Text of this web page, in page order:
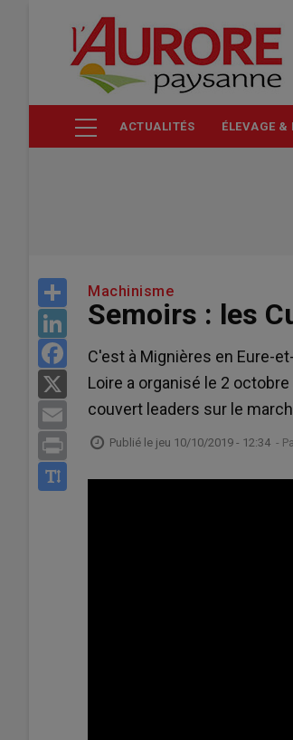
contenu
ACTUALITÉS ÉLEVAGE &
Share
LinkedIn
Facebook
Email
Print
Machinisme
Semoirs : les
C'est à Mignières en Eure-
Loire a organisé le 2
couvert leaders sur le
Publié le jeu 10/10/2019 - 12:34 -